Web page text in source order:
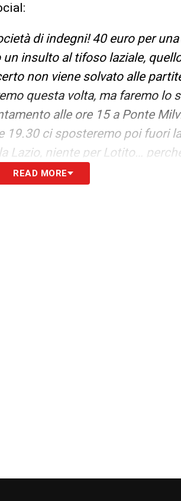
di indegni! 40 euro per
insulto al tifoso laziale,
non viene solvato alle
questa volta, ma faremo lo
alle ore 15 a Ponte
19.30 ci sposteremo poi fuori
Lazio, niente per Lotito…
READ MORE